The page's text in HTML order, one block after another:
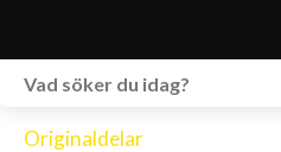
Originaldelar